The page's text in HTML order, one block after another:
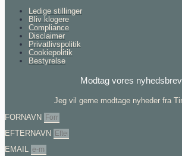
Ledige stillinger
Bliv klogere
Compliance
Disclaimer
Privatlivspolitik
Cookiepolitik
Bestyrelse
Modtag vores
Jeg vil gerne modtage nyheder fra
FORNAVN
EFTERNAVN
EMAIL